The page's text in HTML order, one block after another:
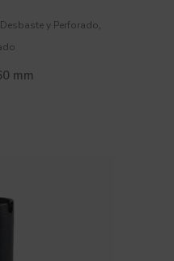
Desbaste y Perforado,
mm